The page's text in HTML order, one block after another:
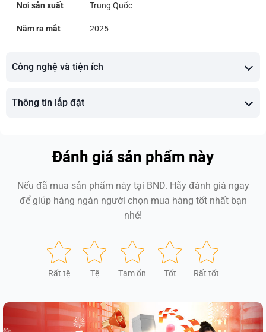
Nơi sản xuất Trung Quốc
Năm ra mắt 2025
Công nghệ và tiện ích
Thông tin lắp đặt
Đánh giá sản phẩm này
Nếu đã mua sản phẩm này tại BND. Hãy đánh giá ngay
để giúp hàng ngàn người chọn mua hàng tốt nhất bạn
nhé!
Rất tệ Tệ Tạm ổn Tốt Rất tốt